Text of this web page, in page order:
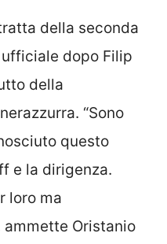
della seconda
dopo Filip
della
nerazzurra. “Sono
questo
e la dirigenza.
loro ma
Oristanio